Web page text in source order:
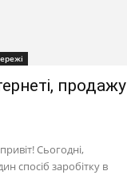
продажу
Сьогодні,
спосіб заробітку в